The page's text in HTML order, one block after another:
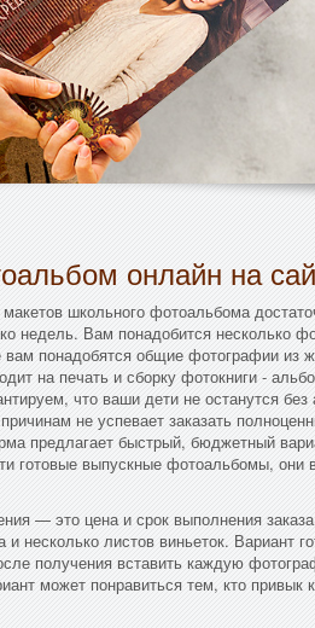
онлайн на
школьного фотоальбома
недель. Вам понадобится несколько
вам понадобятся общие фотографии из
на печать и сборку фотокниги -
что ваши дети не останутся без
не успевает заказать
предлагает быстрый, бюджетный
готовые выпускные фотоальбомы, они
— это цена и срок выполнения
и несколько листов виньеток. Вариант
получения вставить каждую
может понравиться тем, кто привык к